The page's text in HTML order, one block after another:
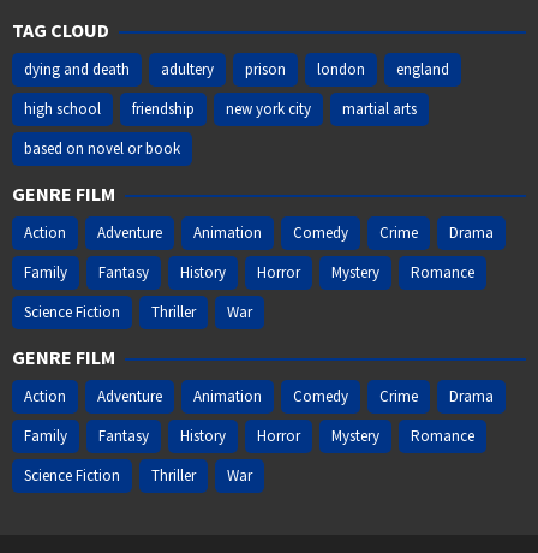
TAG CLOUD
dying and death adultery prison london
england
high school
friendship new york city
martial arts
based on novel or book
GENRE FILM
Action Adventure Animation Comedy Crime
Drama
Family
Fantasy History Horror Mystery
Romance
Science Fiction
Thriller War
GENRE FILM
Action Adventure Animation Comedy Crime
Drama
Family
Fantasy History Horror Mystery
Romance
Science Fiction
Thriller War